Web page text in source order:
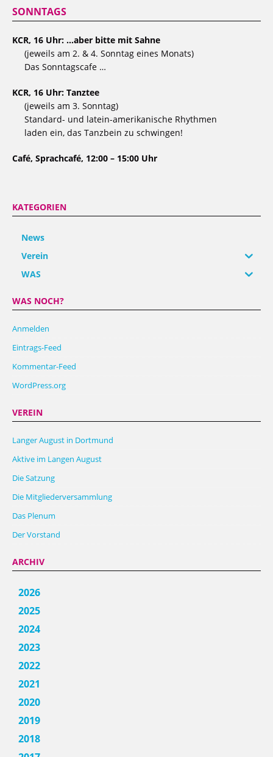
SONNTAGS
KCR, 16 Uhr: …aber bitte mit Sahne
(jeweils am 2. & 4. Sonntag eines Monats)
Das Sonntagscafe …
KCR, 16 Uhr: Tanztee
(jeweils am 3. Sonntag)
Standard- und latein-amerikanische Rhythmen
laden ein, das Tanzbein zu schwingen!
Café, Sprachcafé, 12:00 – 15:00 Uhr
KATEGORIEN
News
Verein
WAS
WAS NOCH?
Anmelden
Eintrags-Feed
Kommentar-Feed
WordPress.org
VEREIN
Langer August in Dortmund
Aktive im Langen August
Die Satzung
Die Mitgliederversammlung
Das Plenum
Der Vorstand
ARCHIV
2026
2025
2024
2023
2022
2021
2020
2019
2018